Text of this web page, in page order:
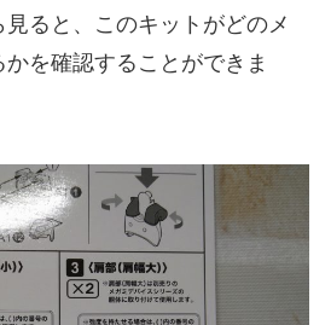
ると、このキットがどのメ
を確認することができま